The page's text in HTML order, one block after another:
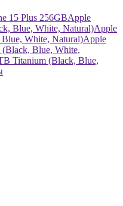
15 Plus 256GBApple
Blue, White, Natural)Apple
White, Natural)Apple
Blue, White,
Titanium (Black, Blue,